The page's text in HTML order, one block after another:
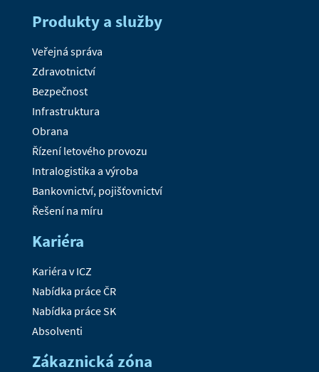
Produkty a služby
Veřejná správa
Zdravotnictví
Bezpečnost
Infrastruktura
Obrana
Řízení letového provozu
Intralogistika a výroba
Bankovnictví, pojišťovnictví
Řešení na míru
Kariéra
Kariéra v ICZ
Nabídka práce ČR
Nabídka práce SK
Absolventi
Zákaznická zóna